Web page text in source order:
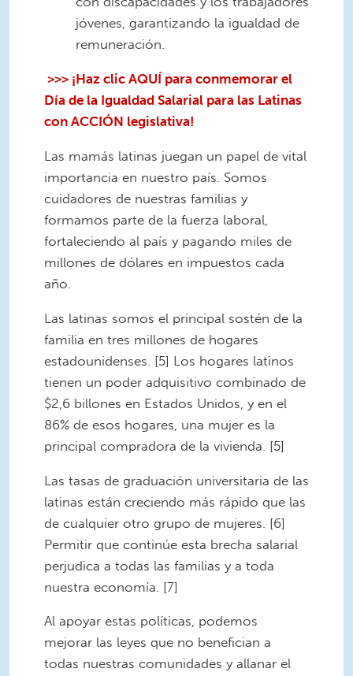
jóvenes, garantizando la igualdad de
remuneración.
>>> ¡Haz clic AQUÍ para conmemorar el
Día de la Igualdad Salarial para las Latinas
con ACCIÓN legislativa!
Las mamás latinas juegan un papel de vital
importancia en nuestro país. Somos
cuidadores de nuestras familias y
formamos parte de la fuerza laboral,
fortaleciendo al país y pagando miles de
millones de dólares en impuestos cada
año.
Las latinas somos el principal sostén de la
familia en tres millones de hogares
estadounidenses. [5] Los hogares latinos
tienen un poder adquisitivo combinado de
$2,6 billones en Estados Unidos, y en el
86% de esos hogares, una mujer es la
principal compradora de la vivienda. [5]
Las tasas de graduación universitaria de las
latinas están creciendo más rápido que las
de cualquier otro grupo de mujeres. [6]
Permitir que continúe esta brecha salarial
perjudica a todas las familias y a toda
nuestra economía. [7]
Al apoyar estas políticas, podemos
mejorar las leyes que no benefician a
todas nuestras comunidades y allanar el